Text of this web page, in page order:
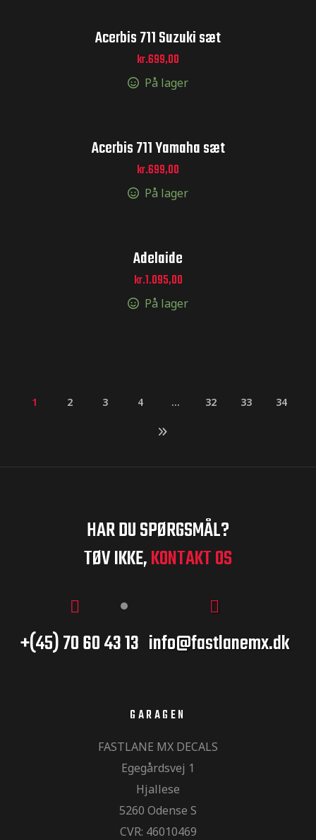
Acerbis 711 Suzuki sæt
kr.699,00
På lager
Acerbis 711 Yamaha sæt
kr.699,00
På lager
Adelaide
kr.1.095,00
På lager
1 2 3 4 … 32 33 34
HAR DU SPØRGSMÅL?
TØV IKKE,KONTAKT OS
+(45) 70 60 43 13 info@fastlanemx.dk
GARAGEN
FASTLANE MX DECALS
Egegårdsvej 1
Hjallese
5260 Odense S
CVR: 46010469